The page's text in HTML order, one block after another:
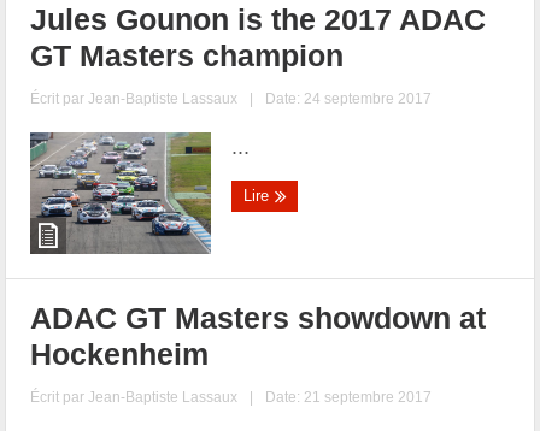
Jules Gounon is the 2017 ADAC
GT Masters champion
Écrit parJean-Baptiste Lassaux | Date: 24 septembre 2017
...
Lire
ADAC GT Masters showdown at
Hockenheim
Écrit parJean-Baptiste Lassaux | Date: 21 septembre 2017